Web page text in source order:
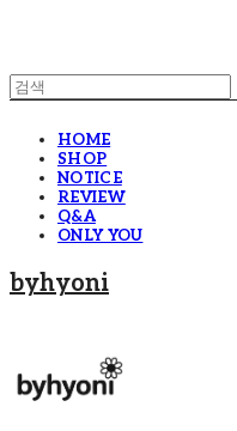
HOME
SHOP
NOTICE
REVIEW
Q&A
ONLY YOU
byhyoni